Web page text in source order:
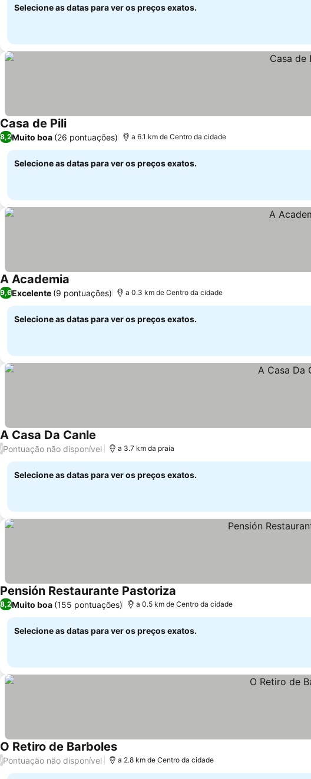
Selecione as datas para ver os preços exatos.
Casa de Pili
8,2Muito boa (26 pontuações) a 6.1 km de Centro da cidade
Selecione as datas para ver os preços exatos.
A Academia
9,6Excelente (9 pontuações) a 0.3 km de Centro da cidade
Selecione as datas para ver os preços exatos.
A Casa Da Canle
/Pontuação não disponível a 3.7 km da praia
Selecione as datas para ver os preços exatos.
Pensión Restaurante Pastoriza
8,2Muito boa (155 pontuações) a 0.5 km de Centro da cidade
Selecione as datas para ver os preços exatos.
O Retiro de Barboles
/Pontuação não disponível a 2.8 km de Centro da cidade